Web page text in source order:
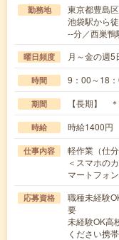
勤務地
東京都豊島区
池袋駅から
--分／西巣
曜日頻度 月～金の週5
時間 9：00～18
期間 【長期】
時給 時給1400円
仕事内容
軽作業（仕
＜スマホの
マートフォ
応募資格
職種未経験
要
未経験OK高
ください携